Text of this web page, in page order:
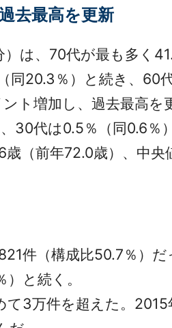
去最高を更新
は、70代が最も多く
20.3％）と続き、60
ト増加し、過去最高を
30代は0.5％（同0.6％
（前年72.0歳）、中央
件（構成比50.7％）
と続く。
3万件を超えた。